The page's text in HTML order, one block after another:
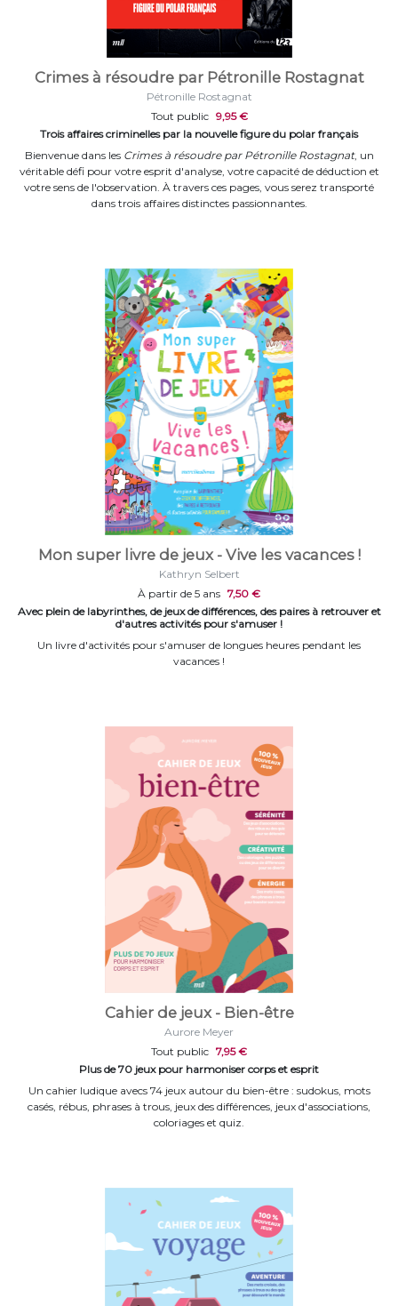
Crimes à résoudre par Pétronille Rostagnat
Pétronille Rostagnat
Tout public 9,95 €
Trois affaires criminelles par la nouvelle figure du polar français
Bienvenue dans les Crimes à résoudre par Pétronille Rostagnat, un
véritable défi pour votre esprit d'analyse, votre capacité de déduction et
votre sens de l'observation. À travers ces pages, vous serez transporté
dans trois affaires distinctes passionnantes.
Mon super livre de jeux - Vive les vacances !
Kathryn Selbert
À partir de 5 ans 7,50 €
Avec plein de labyrinthes, de jeux de différences, des paires à retrouver et
d'autres activités pour s'amuser !
Un livre d'activités pour s'amuser de longues heures pendant les
vacances !
Cahier de jeux - Bien-être
Aurore Meyer
Tout public 7,95 €
Plus de 70 jeux pour harmoniser corps et esprit
Un cahier ludique avecs 74 jeux autour du bien-être : sudokus, mots
casés, rébus, phrases à trous, jeux des différences, jeux d'associations,
coloriages et quiz.